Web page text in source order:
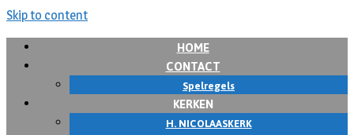
Skip to content
HOME
CONTACT
Spelregels
KERKEN
H. NICOLAASKERK